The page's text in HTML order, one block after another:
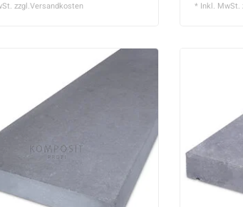
zzgl.Versandkosten
* Inkl. MwSt.